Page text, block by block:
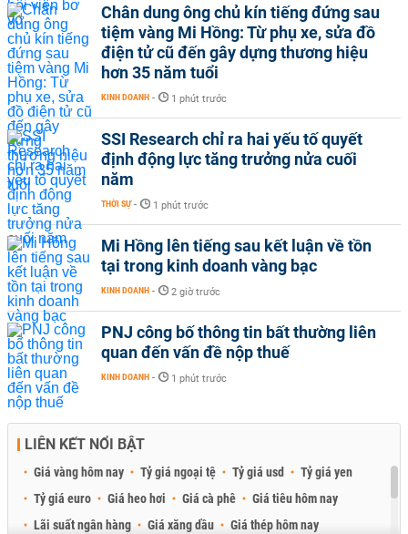
Chân dung ông chủ kín tiếng đứng sau
tiệm vàng Mi Hồng: Từ phụ xe, sửa đồ
điện tử cũ đến gây dựng thương hiệu
hơn 35 năm tuổi
KINH DOANH - 1 phút trước
SSI Research chỉ ra hai yếu tố quyết
định động lực tăng trưởng nửa cuối
năm
THỜI SỰ - 1 phút trước
Mi Hồng lên tiếng sau kết luận về tồn
tại trong kinh doanh vàng bạc
KINH DOANH - 2 giờ trước
PNJ công bố thông tin bất thường liên
quan đến vấn đề nộp thuế
KINH DOANH - 1 phút trước
LIÊN KẾT NỔI BẬT
Giá vàng hôm nay Tỷ giá ngoại tệ Tỷ giá usd
Tỷ giá yen
Tỷ giá euro
Giá heo hơi Giá cà phê
Giá tiêu hôm nay
Lãi suất ngân hàng
Giá xăng dầu Giá thép hôm nay